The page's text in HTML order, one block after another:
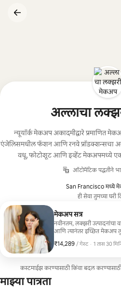
अल्लाचा
न्यूयॉर्क मेकअप अकादमीद्वारे प्रमाणित
एंजेलिसमधील फॅशन आणि रनवे प्रॉडक्शन्सचा
वधू, फोटोशूट आणि इव्हेंट मेकअपमध्ये
ऑटोमॅटिक पद्धतीने
San Francisco मध्ये
ही सेवा तुमच्या घरी
मेकअप सत्र
नवीनतम, लक्झरी
आणि त्यानंतर इच्छित मेकअप
₹14,289 / गेस्ट
₹14,289 प्रति गेस्ट
, · 1 तास 30
कस्टमाईझ करण्यासाठी किंवा बदल
माझ्या पात्रता